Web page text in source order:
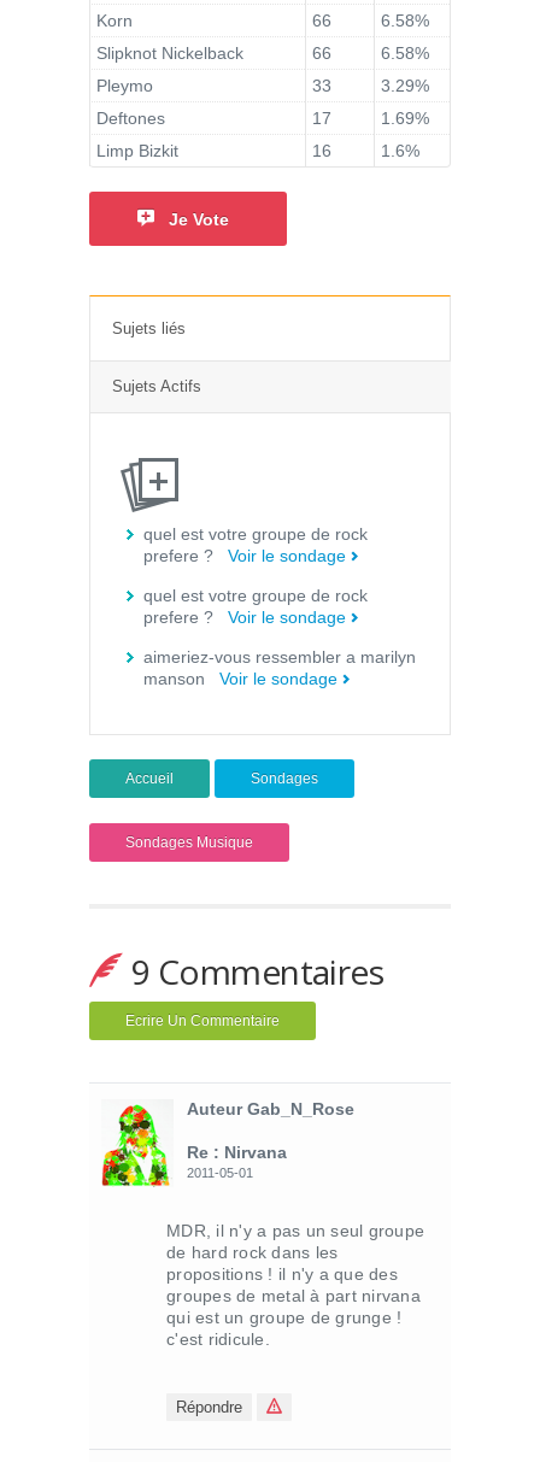
Korn
66
6.58%
Slipknot Nickelback
66
6.58%
Pleymo
33
3.29%
Deftones
17
1.69%
Limp Bizkit
16 1.6%
Je Vote
Sujets liés
Sujets Actifs
quel est votre groupe de rock
prefere ? Voir le sondage
quel est votre groupe de rock
prefere ? Voir le sondage
aimeriez-vous ressembler a marilyn
manson Voir le sondage
Accueil Sondages
Sondages Musique
9 Commentaires
Ecrire Un Commentaire
Auteur Gab_N_Rose
Re : Nirvana
2011-05-01
MDR, il n'y a pas un seul groupe
de hard rock dans les
propositions ! il n'y a que des
groupes de metal à part nirvana
qui est un groupe de grunge !
c'est ridicule.
Répondre